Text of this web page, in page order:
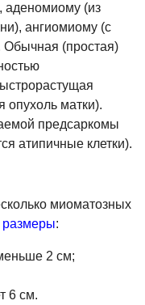
аденомиому (из
ангиомиому (с
Обычная (простая)
опухоль матки).
предсаркомы
атипичные клетки).
миоматозных
размеры:
2 см;
6 см.